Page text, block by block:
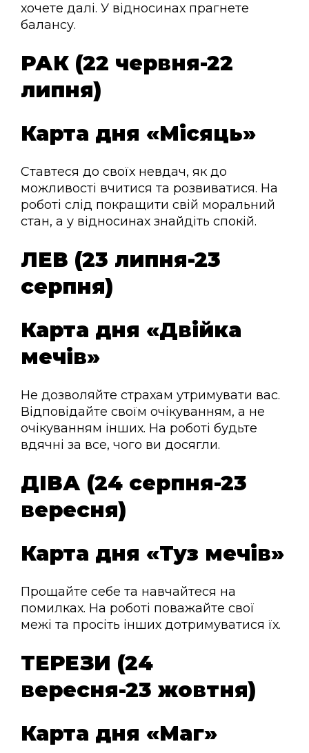
хочете далі. У відносинах прагнете
балансу.
РАК (22 червня-22
липня)
Карта дня «Місяць»
Ставтеся до своїх невдач, як до
можливості вчитися та розвиватися. На
роботі слід покращити свій моральний
стан, а у відносинах знайдіть спокій.
ЛЕВ (23 липня-23
серпня)
Карта дня «Двійка
мечів»
Не дозволяйте страхам утримувати вас.
Відповідайте своїм очікуванням, а не
очікуванням інших. На роботі будьте
вдячні за все, чого ви досягли.
ДІВА (24 серпня-23
вересня)
Карта дня «Туз мечів»
Прощайте себе та навчайтеся на
помилках. На роботі поважайте свої
межі та просіть інших дотримуватися їх.
ТЕРЕЗИ (24
вересня-23 жовтня)
Карта дня «Маг»